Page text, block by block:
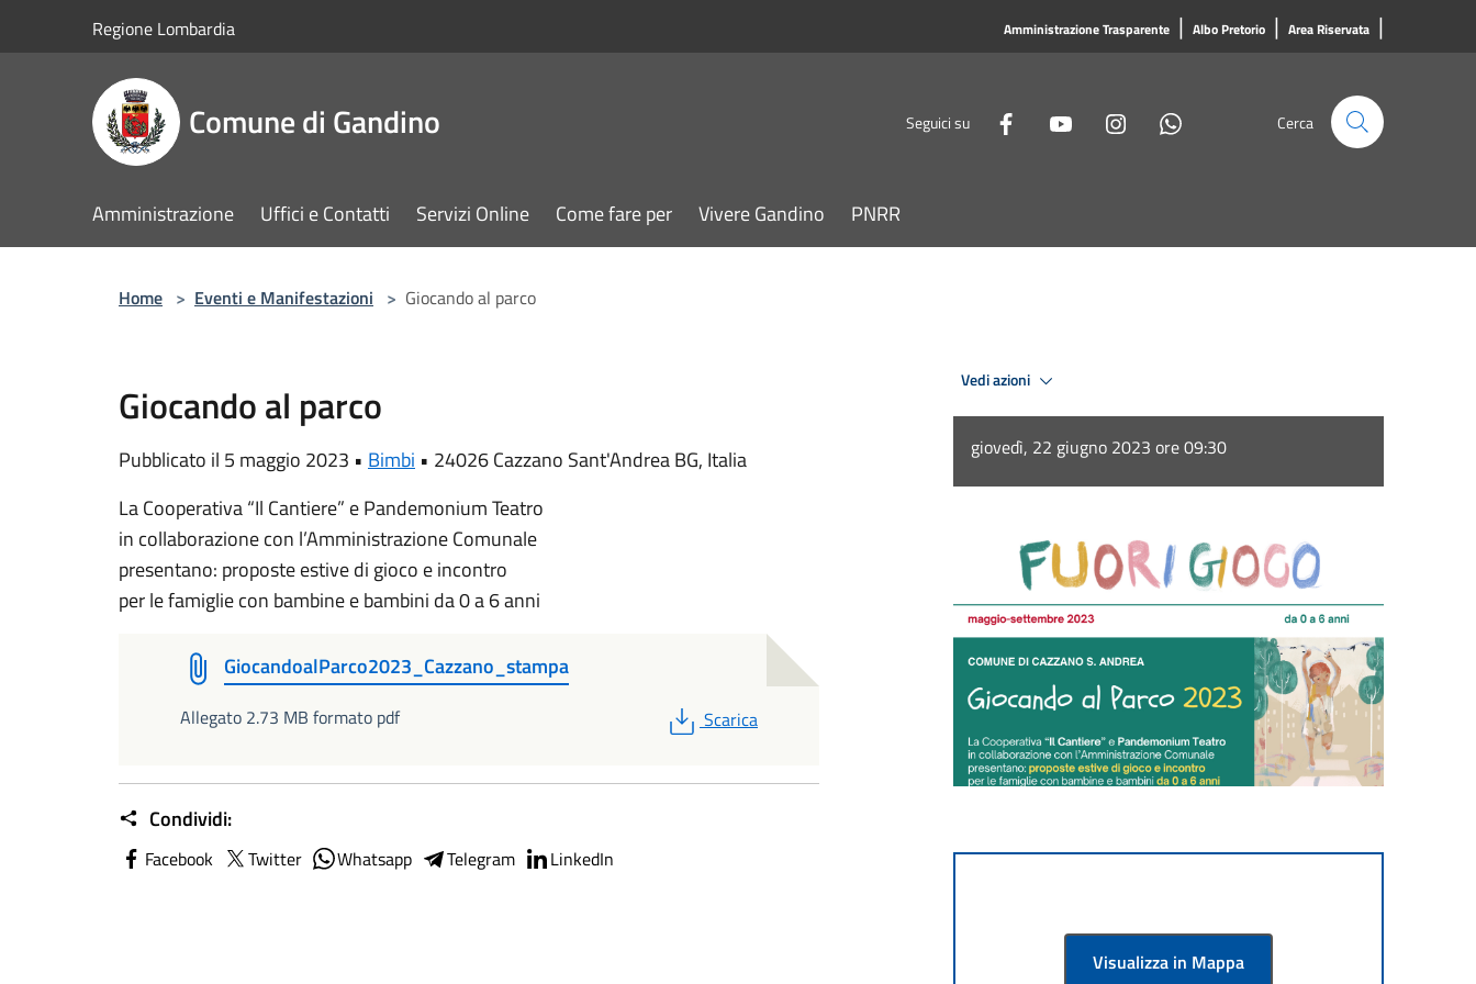
Regione Lombardia Amministrazione Trasparente | Albo Pretorio | Area Riservata |
Comune di Gandino Seguici su Cerca
Amministrazione Uffici e Contatti Servizi Online Come fare per Vivere Gandino PNRR
Home > Eventi e Manifestazioni > Giocando al parco
Giocando al parco
Pubblicato il 5 maggio 2023 • Bimbi • 24026 Cazzano Sant'Andrea BG, Italia
La Cooperativa “Il Cantiere” e Pandemonium Teatro
in collaborazione con l’Amministrazione Comunale
presentano: proposte estive di gioco e incontro
per le famiglie con bambine e bambini da 0 a 6 anni
GiocandoalParco2023_Cazzano_stampa
Allegato 2.73 MB formato pdf PDF
Scarica
Condividi:
Facebook Twitter Whatsapp Telegram LinkedIn
Vedi azioni
giovedì, 22 giugno 2023 ore 09:30
Visualizza in Mappa